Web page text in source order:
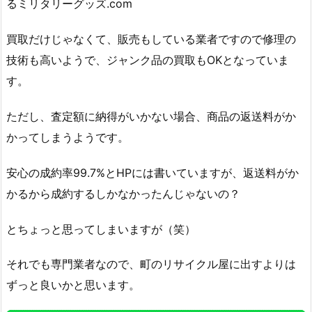
るミリタリーグッズ.com
買取だけじゃなくて、販売もしている業者ですので修理の
技術も高いようで、ジャンク品の買取もOKとなっていま
す。
ただし、査定額に納得がいかない場合、商品の返送料がか
かってしまうようです。
安心の成約率99.7%とHPには書いていますが、返送料がか
かるから成約するしかなかったんじゃないの？
とちょっと思ってしまいますが（笑）
それでも専門業者なので、町のリサイクル屋に出すよりは
ずっと良いかと思います。